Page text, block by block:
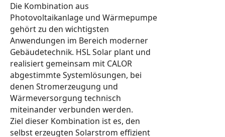
Die Kombination aus
Photovoltaikanlage und Wärmepumpe
gehört zu den wichtigsten
Anwendungen im Bereich moderner
Gebäudetechnik. HSL Solar plant und
realisiert gemeinsam mit CALOR
abgestimmte Systemlösungen, bei
denen Stromerzeugung und
Wärmeversorgung technisch
miteinander verbunden werden.
Ziel dieser Kombination ist es, den
selbst erzeugten Solarstrom effizient